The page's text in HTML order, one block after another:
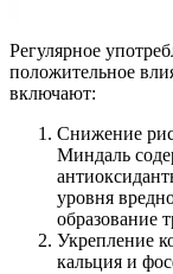
Регулярное
положительное
включают:
Снижение
Миндаль
уровня
образование
Укрепление
кальция и